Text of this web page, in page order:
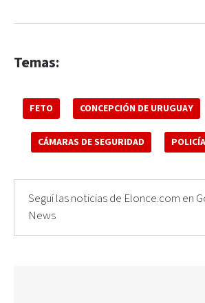
Temas:
FETO CONCEPCIÓN DE URUGUAY
CÁMARAS DE SEGURIDAD POLICÍA
Seguí las noticias de Elonce.com en
News